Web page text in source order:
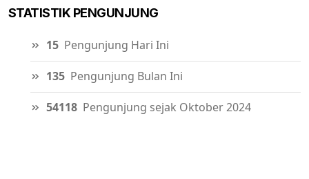
STATISTIK PENGUNJUNG
15 Pengunjung Hari Ini
135 Pengunjung Bulan Ini
54118 Pengunjung sejak Oktober 2024